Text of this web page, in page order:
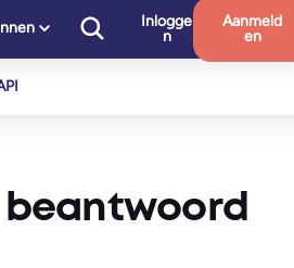
Inlogge
n
Aanmeld
en